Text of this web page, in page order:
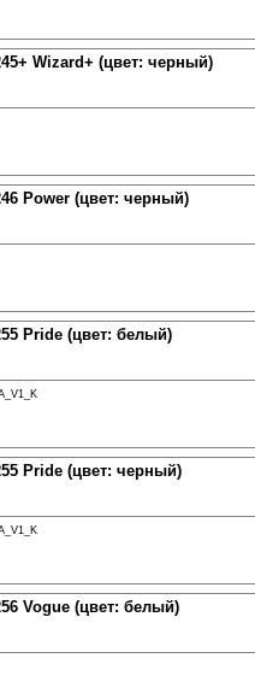
Wizard+ (цвет: черный)
Power (цвет: черный)
Pride (цвет: белый)
Pride (цвет: черный)
Vogue (цвет: белый)